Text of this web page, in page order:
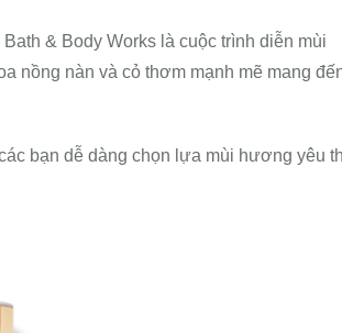
& Body Works là cuộc trình diễn mùi
nồng nàn và cỏ thơm mạnh mẽ mang
bạn dễ dàng chọn lựa mùi hương yêu